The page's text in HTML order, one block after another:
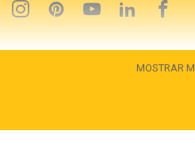
MOSTRAR